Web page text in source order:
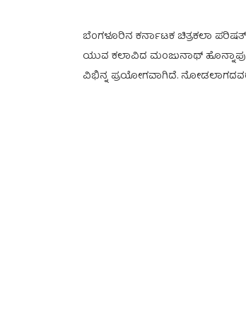
ಬೆಂಗಳೂರಿನ ಕರ್ನಾಟಕ ಚಿತ್ರಕಲಾ
ಯುವ ಕಲಾವಿದ ಮಂಜುನಾಥ್
ವಿಭಿನ್ನ ಪ್ರಯೋಗವಾಗಿದೆ.